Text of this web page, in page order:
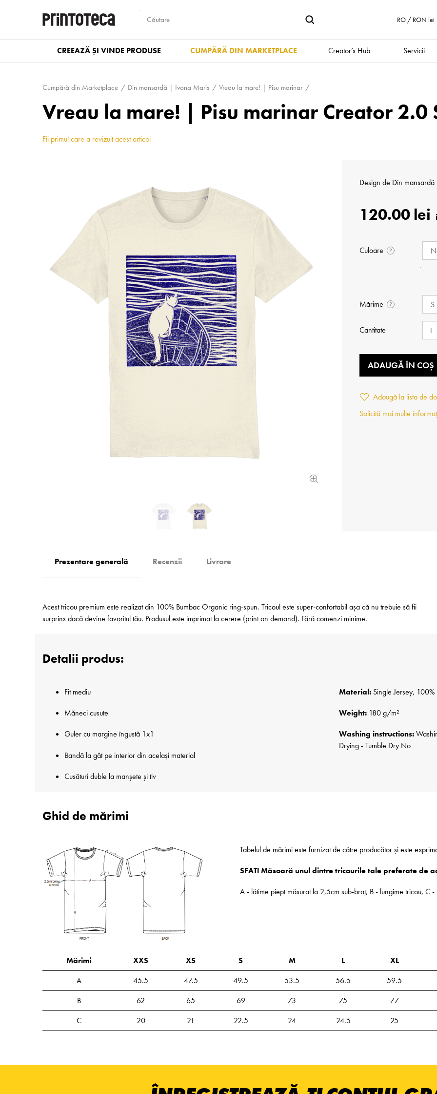
RO / RON lei
CREEAZĂ ȘI VINDE PRODUSE CUMPĂRĂ DIN MARKETPLACE Creator’s Hub Servicii
Cumpără din Marketplace Din mansardă | Ivona Maris Vreau la mare! | Pisu marinar
Vreau la mare! | Pisu marinar Creator 2.0
Fii primul care a revizuit acest articol
Design de Din
120.00 lei
Culoare ?
Mărime ?
Cantitate
ADAUGĂ ÎN COȘ
Adaugă la lista de
Solicită mai multe
Prezentare generală Recenzii Livrare
Acest tricou premium este realizat din 100% Bumbac Organic ring-spun. Tricoul este super-confortabil așa că nu trebuie să fii
surprins dacă devine favoritul tău. Produsul este imprimat la cerere (print on demand). Fără comenzi minime.
Detalii produs:
Fit mediu
Măneci cusute
Guler cu margine îngustă 1x1
Bandă la gât pe interior din același material
Cusături duble la manșete și tiv
Material:Single Jersey, 100%
Weight:180 g/m²
Washing instructions:
Drying - Tumble Dry No
Ghid de mărimi
Tabelul de mărimi este furnizat de către producător și este
SFAT! Măsoară unul dintre tricourile tale preferate de
A - lătime piept măsurat la 2,5cm sub-braț, B - lungime tricou, C
Mărimi XXS XS S M L XL
A
45.5 47.5 49.5 53.5 56.5 59.5
B
62 65 69 73 75 77
C
20 21 22.5 24 24.5 25